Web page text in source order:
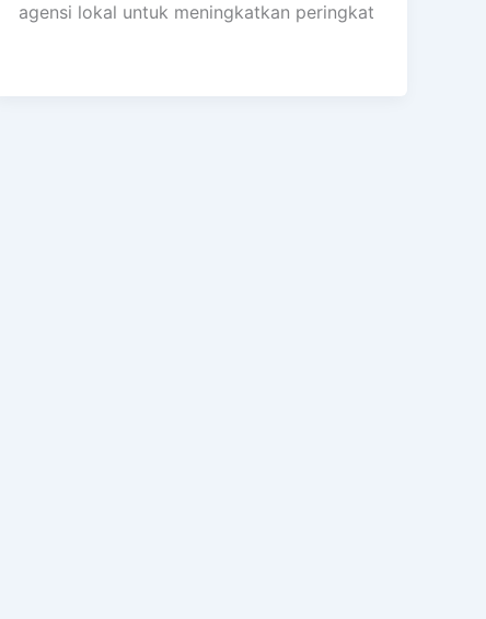
agensi lokal untuk meningkatkan peringkat